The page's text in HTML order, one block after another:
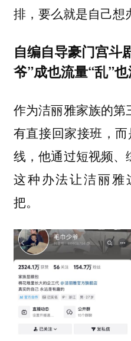
排，要么就是自己想
自编自导豪门宫斗
爷”成也流量“乱”也
作为洁丽雅家族的
有直接回家接班，而
线，他通过短视频
这种办法让洁丽雅
把。